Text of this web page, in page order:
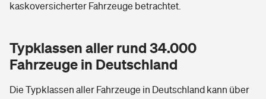
kaskoversicherter Fahrzeuge betrachtet.
Typklassen aller rund 34.000
Fahrzeuge in Deutschland
Die Typklassen aller Fahrzeuge in Deutschland kann über